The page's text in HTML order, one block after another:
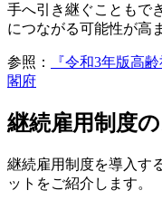
手へ引き継ぐこともで
につながる可能性が高
参照：
『令和3年版高
閣府
継続雇用制度
継続雇用制度を導入す
ットをご紹介します。